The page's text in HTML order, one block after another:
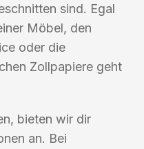
sind. Egal
Möbel, den
oder die
Zollpapiere geht
bieten wir dir
an. Bei